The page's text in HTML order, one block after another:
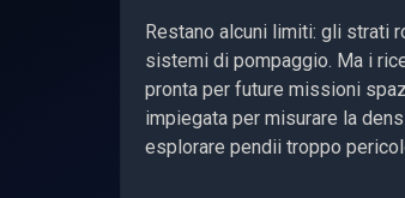
Restano alcuni limiti: gli strati
sistemi di pompaggio. Ma i
pronta per future missioni
impiegata per misurare la
esplorare pendii troppo